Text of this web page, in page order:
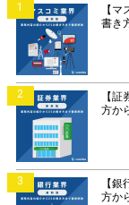
1
【
書き
2
【
方か
3
【
方か